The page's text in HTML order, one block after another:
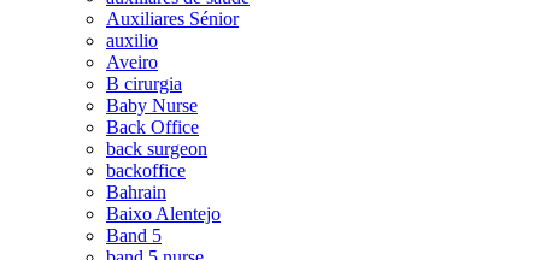
Auxiliares Sénior
auxilio
Aveiro
B cirurgia
Baby Nurse
Back Office
back surgeon
backoffice
Bahrain
Baixo Alentejo
Band 5